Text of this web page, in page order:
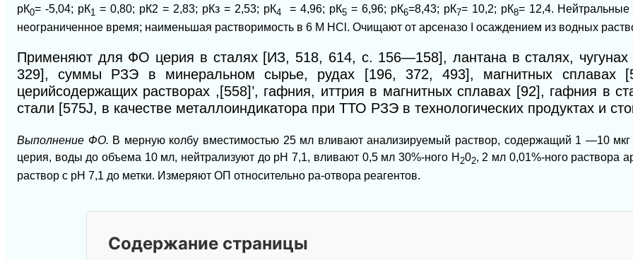
рК0= -5,04; рК1 = 0,80; рК2 = 2,83; рКз = 2,53; рК4 = 4,96; рК5= 6,96; рК6=8,43; рК7= 10,2; рК8= 12,4. Нейтральные
неограниченное время; наименьшая растворимость в 6 М НСl. Очищают от арсеназо I осаждением из водных
Применяют для ФО церия в сталях [ИЗ, 518, 614, с. 156—158], лантана в сталях,
329], суммы РЗЭ в минеральном сырье, рудах [196, 372, 493], магнитных сплавах
церийсодержащих растворах ,[558]’, гафния, иттрия в магнитных сплавах [92], гафния в
стали [575J, в качестве металлоиндикатора при ТТО РЗЭ в технологических продуктах и
Выполнение ФО. В мерную колбу вместимостью 25 мл вливают анализируемый раствор, содержащий 1 —10
церия, воды до объема 10 мл, нейтрализуют до рН 7,1, вливают 0,5 мл 30%-ного Н 202, 2 мл 0,01%-ного раствора
раствор с рН 7,1 до метки. Измеряют ОП относительно ра-отвора реагентов.
Содержание страницы